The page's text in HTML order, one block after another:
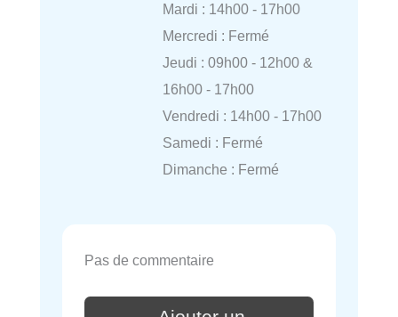
Mardi : 14h00 - 17h00
Mercredi : Fermé
Jeudi : 09h00 - 12h00 &
16h00 - 17h00
Vendredi : 14h00 - 17h00
Samedi : Fermé
Dimanche : Fermé
Pas de commentaire